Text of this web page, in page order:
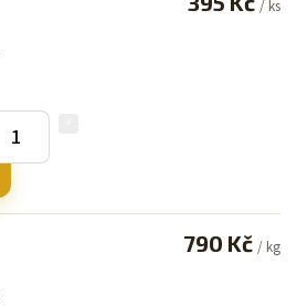
/ ks
790 Kč / kg